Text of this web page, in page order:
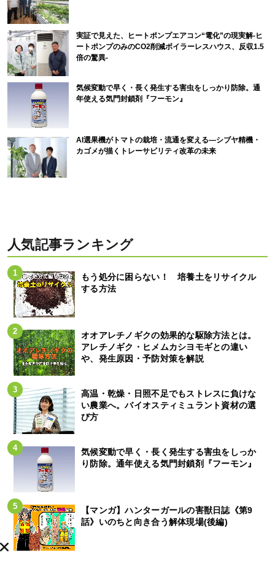
実証で見えた、ヒートポンプエアコン“電化”の現実解-ヒ
ートポンプのみのCO2削減ボイラーレスハウス、反収1.5
倍の驚異-
気候変動で早く・長く発生する害虫をしっかり防除。通
年使える気門封鎖剤『フーモン』
AI選果機がトマトの栽培・流通を変える―シブヤ精機・
カゴメが描くトレーサビリティ改革の未来
人気記事ランキング
もう処分に困らない！ 培養土をリサイクル
する方法
オオアレチノギクの効果的な駆除方法とは。
アレチノギク・ヒメムカシヨモギとの違い
や、発生原因・予防対策を解説
高温・乾燥・日照不足でもストレスに負けな
い農業へ。バイオスティミュラント資材の選
び方
気候変動で早く・長く発生する害虫をしっか
り防除。通年使える気門封鎖剤『フーモン』
【マンガ】ハンターガールの害獣日誌《第9
話》いのちと向き合う解体現場(後編)